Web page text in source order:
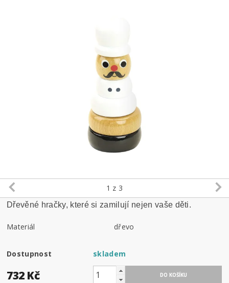
1 z 3
Dřevěné hračky, které si zamilují nejen vaše děti.
Materiál dřevo
Dostupnost skladem
732 Kč